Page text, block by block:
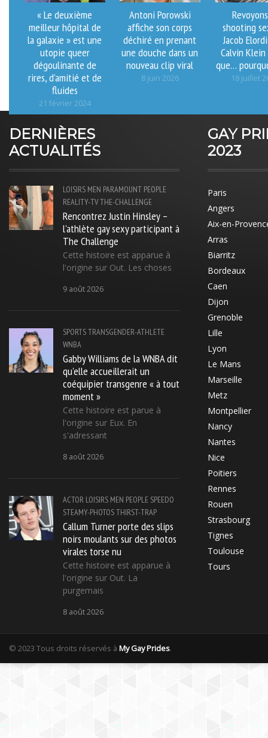
« Le deuxième
meilleur hôpital de
la galaxie » est une
utopie queer
dégoulinante de
rires, d’amitié et de
fluides
21 février 2024
Antoni Porowski
affiche son corps
déchiré en prenant
une douche dans un
nouveau clip viral
8 juin 2026
shooting
Jacob
Calvin
que…
18 juillet
DERNIÈRES
ACTUALITÉS
LOISIRS MEN PARAMOUNT PEOPLE
REALITY-TVTHE-CHALLENGE
Rencontrez Justin Hinsley –
l'athlète gay sexy participant à
The Challenge
Cette histoire est apparue à
l'origine sur Out. Les choses
9 août 2026
SPORTSTRANSGENDER-ATHLETE
WNBA
Gabby Williams de la WNBA dit
qu'elle accueillerait un
coéquipier transgenre « à tout
moment »
Cette histoire est parue à
l'origine sur Eux. En
s'adressant
8 août 2026
ACTOR LOISIRS MEN PEOPLE SPEEDO
STEAMY-PHOTOSTHIRST-TRAP
Callum Turner porte des slips
noirs moulants sur des photos
virales torse nu
Cette histoire est apparue à
l'origine sur Out. La
purgemais
8 août 2026
GAY
2023
Paris
Angers
Aix-en-
Arras
Biarritz
Bordeaux
Caen
Dijon
Grenoble
Lille
Lyon
Le Mans
Marseille
Metz
Montpellier
Nancy
Nantes
Nice
Poitiers
Rennes
Rouen
Strasbourg
Tignes
Toulouse
Tours
© 2023 Tous droits réservés à My Gay Prides.